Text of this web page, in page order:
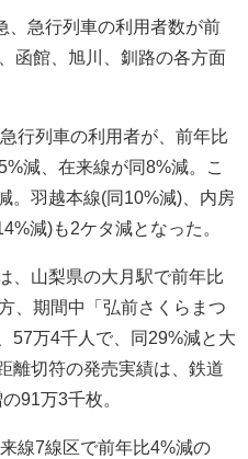
急行列車の利用者数が前
函館、旭川、釧路の各方面
行列車の利用者が、前年比
減、在来線が同8%減。こ
。羽越本線(同10%減)、内房
減)も2ケタ減となった。
、山梨県の大月駅で前年比
、期間中「弘前さくらまつ
57万4千人で、同29%減と大
離切符の発売実績は、鉄道
91万3千枚。
線7線区で前年比4%減の